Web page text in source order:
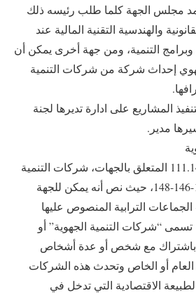
مجلس الجهة كلما طلب رئيسه ذلك
والهندسية التقنية المالية عند
وبرامج التنمية، ومن جهة أخرى يمكن أن
إحداث شركة من شركات التنمية
المشاريع على ادارة تديرها لجنة
مدير.
نظم القانون التنظيمي 111.14 المتعلق بالجهات، شركات التنمية
الجهوية ضمن المواد 147-146-148، حيث نص أنه يمكن للجهة
الترابية المنصوص عليها
“شركات التنمية الجهوية” أو
باشتراك مع شخص أو عدة أشخاص
العام أو الخاص وتحدث هذه الشركات
الاقتصادية التي تدخل في